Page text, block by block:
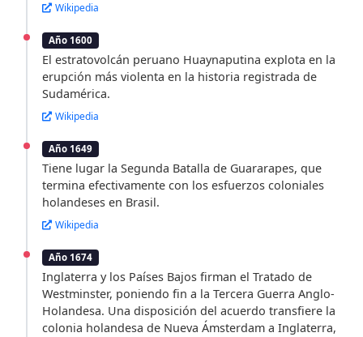
Wikipedia
Año 1600
El estratovolcán peruano Huaynaputina explota en la
erupción más violenta en la historia registrada de
Sudamérica.
Wikipedia
Año 1649
Tiene lugar la Segunda Batalla de Guararapes, que
termina efectivamente con los esfuerzos coloniales
holandeses en Brasil.
Wikipedia
Año 1674
Inglaterra y los Países Bajos firman el Tratado de
Westminster, poniendo fin a la Tercera Guerra Anglo-
Holandesa. Una disposición del acuerdo transfiere la
colonia holandesa de Nueva Ámsterdam a Inglaterra,